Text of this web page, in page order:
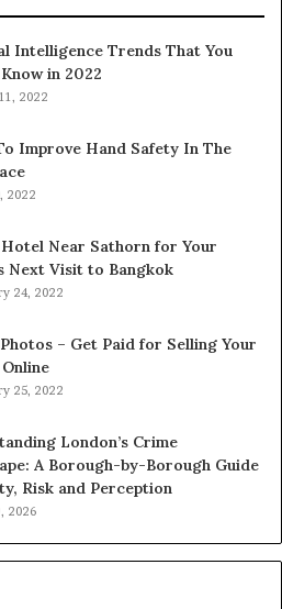
Intelligence Trends That You
in 2022
2022
Improve Hand Safety In The
2022
Near Sathorn for Your
Next Visit to Bangkok
24, 2022
– Get Paid for Selling Your
25, 2022
London’s Crime
A Borough-by-Borough Guide
Risk and Perception
2026